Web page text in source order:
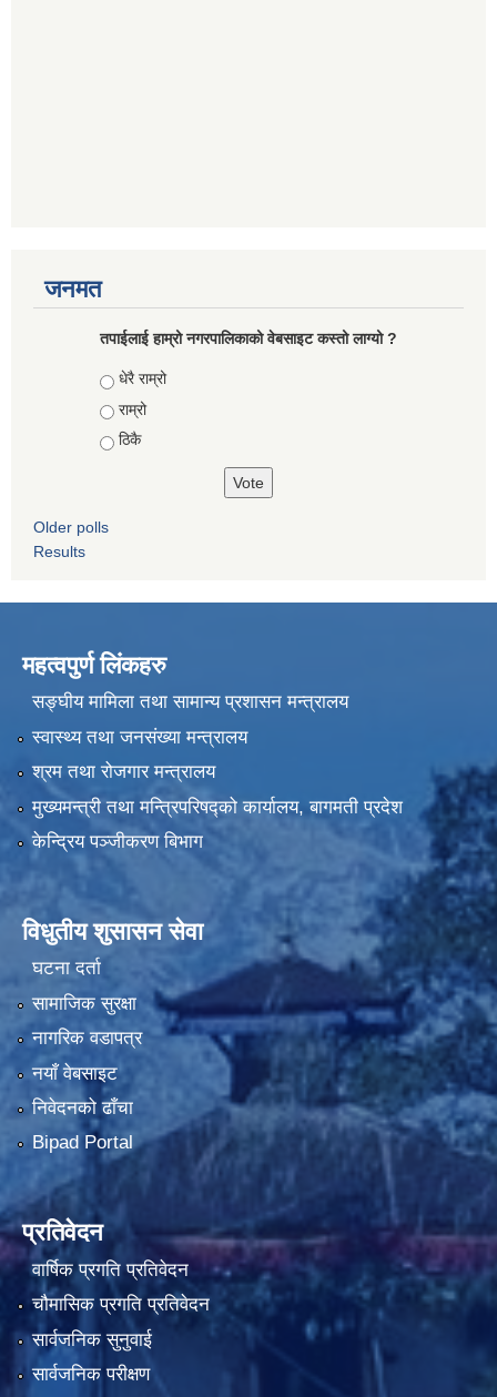
जनमत
तपाईलाई हाम्रो नगरपालिकाको वेबसाइट कस्तो लाग्यो ?
Choices
धेरै राम्रो
राम्रो
ठिकै
Older polls
Results
महत्वपुर्ण लिंकहरु
सङ्घीय मामिला तथा सामान्य प्रशासन मन्त्रालय
स्वास्थ्य तथा जनसंख्या मन्त्रालय
श्रम तथा रोजगार मन्त्रालय
मुख्यमन्त्री तथा मन्त्रिपरिषद्को कार्यालय, बागमती प्रदेश
केन्द्रिय पञ्जीकरण बिभाग
विधुतीय शुसासन सेवा
घटना दर्ता
सामाजिक सुरक्षा
नागरिक वडापत्र
नयाँ वेबसाइट
निवेदनको ढाँचा
Bipad Portal
प्रतिवेदन
वार्षिक प्रगति प्रतिवेदन
चौमासिक प्रगति प्रतिवेदन
सार्वजनिक सुनुवाई
सार्वजनिक परीक्षण